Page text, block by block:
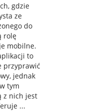
gdzie
ze
do
rolę
mobilne.
to
przyprawić
jednak
tym
z nich jest
...